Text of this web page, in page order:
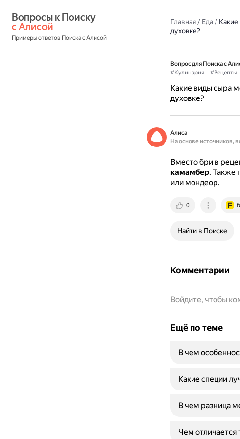
с Алисой
Примеры ответов Поиска с Алисой
Главная/ Еда/ Какие
духовке?
Вопрос для Поиска с
#Кулинария
#Рецепты
Какие виды сыра
духовке?
Алиса
На основе источников,
Вместо бри в
камамбер. Также
или мондеор.
0
Найти в Поиске
Комментарии
Войдите, чтобы
Ещё по теме
В чем
Какие специи
В чем разница
Чем отличается